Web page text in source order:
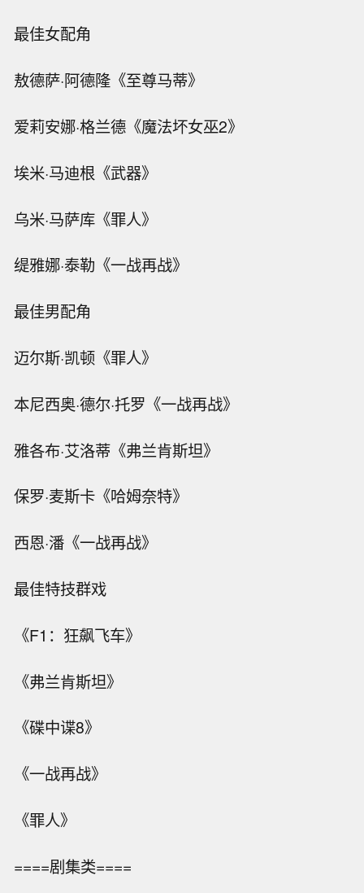
最佳女配角
敖德萨·阿德隆《至尊马蒂》
爱莉安娜·格兰德《魔法坏女巫2》
埃米·马迪根《武器》
乌米·马萨库《罪人》
缇雅娜·泰勒《一战再战》
最佳男配角
迈尔斯·凯顿《罪人》
本尼西奥·德尔·托罗《一战再战》
雅各布·艾洛蒂《弗兰肯斯坦》
保罗·麦斯卡《哈姆奈特》
西恩·潘《一战再战》
最佳特技群戏
《F1：狂飙飞车》
《弗兰肯斯坦》
《碟中谍8》
《一战再战》
《罪人》
====剧集类====